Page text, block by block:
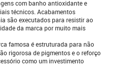
com banho antioxidante e
técnicos. Acabamentos
são executados para resistir ao
da marca por muito mais
famosa é estruturada para não
rigorosa de pigmentos e o reforço
como um investimento